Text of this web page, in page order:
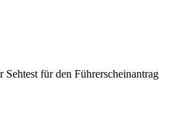
Sehtest für den Führerscheinantrag